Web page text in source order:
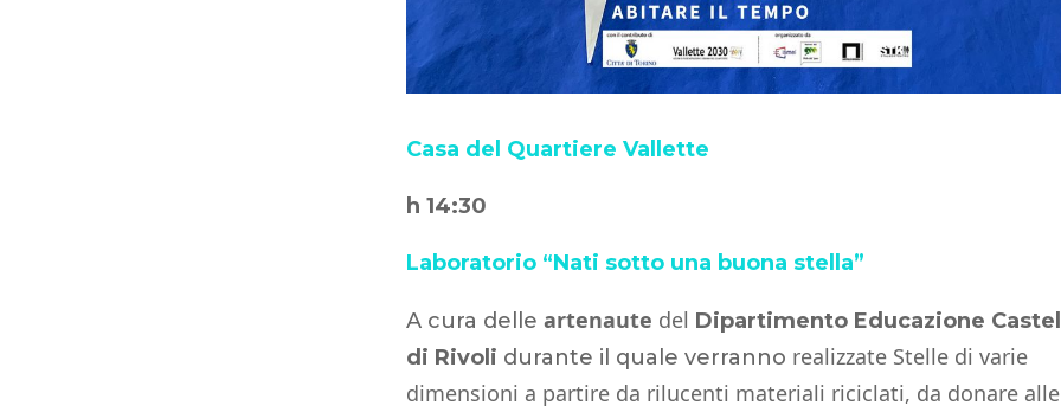
Casa del Quartiere Vallette
h 14:30
Laboratorio “Nati sotto una buona stella”
A cura delle artenaute del Dipartimento Educazione
di Rivoli durante il quale verranno realizzate Stelle di varie
dimensioni a partire da rilucenti materiali riciclati, da donare alle